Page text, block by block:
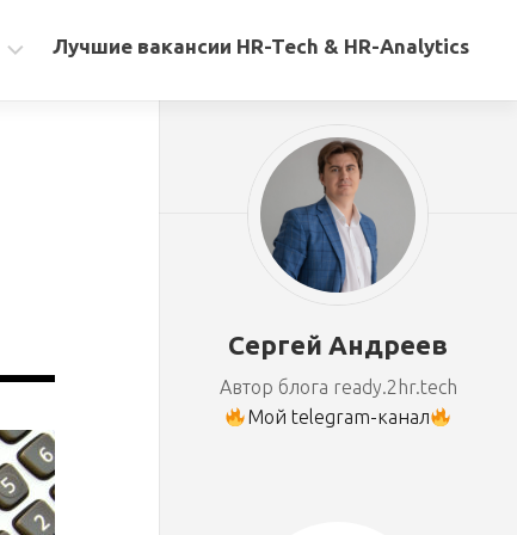
Лучшие вакансии HR-Tech & HR-Analytics
Сергей Андреев
Автор блога ready.2hr.tech
Мой telegram-канал